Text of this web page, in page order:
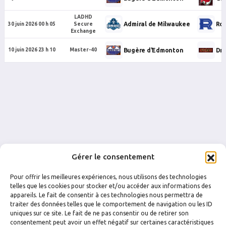
Gérer le consentement
Pour offrir les meilleures expériences, nous utilisons des technologies
telles que les cookies pour stocker et/ou accéder aux informations des
appareils. Le fait de consentir à ces technologies nous permettra de
traiter des données telles que le comportement de navigation ou les ID
uniques sur ce site. Le fait de ne pas consentir ou de retirer son
consentement peut avoir un effet négatif sur certaines caractéristiques
30 juin 2026 00 h 05
LADHD
Secure
Exchange
Admiral de Milwaukee
10 juin 2026 23 h 10 Master-40 Bugère d'Edmonton
FACEBOOK INSTAGRAM